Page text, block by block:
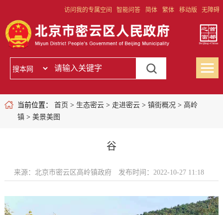
访问我的专属空间 智能问答 简体 繁体 移动版 无障碍
当前位置： 首页 > 生态密云> 走进密云> 镇街概况 > 高岭
镇> 美景美图
谷
来源：北京市密云区高岭镇政府 发布时间：2022-10-27 11:18